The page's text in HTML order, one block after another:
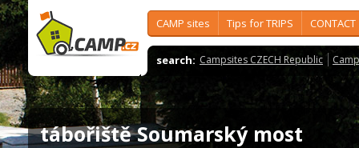
CAMP sites Tips for TRIPS CONTACT
search: Campsites CZECH Republic
tábořiště Soumarský most